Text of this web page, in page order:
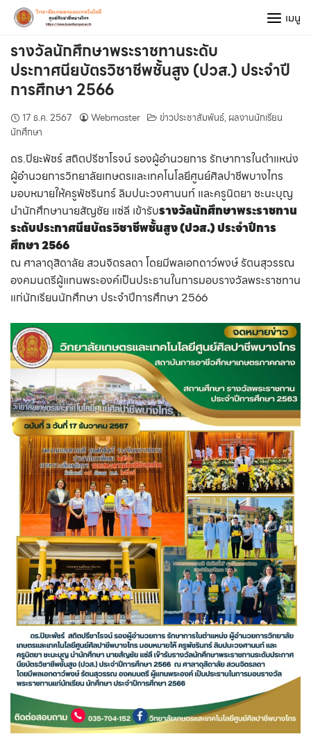
Skip
content
เมนู
รางวัลนักศึกษาพระราชทานระดับ
ประกาศนียบัตรวิชาชีพชั้นสูง (ปวส.) ประจำปี
การศึกษา 2566
17 ธ.ค. 2567 Webmaster ข่าวประชาสัมพันธ์,ผลงานนักเรียน
นักศึกษา
ดร.ปิยะพัชร์ สถิตปรีชาโรจน์ รองผู้อำนวยการ รักษาการในตำแหน่ง
ผู้อำนวยการวิทยาลัยเกษตรและเทคโนโลยีศูนย์ศิลปาชีพบางไทร
มอบหมายให้ครูพัชรินทร์ ลิมปนะวงศานนท์ และครูนิตยา ชะนะบุญ
นำนักศึกษานายสัญชัย แซ่ลี เข้ารับรางวัลนักศึกษาพระราชทาน
ระดับประกาศนียบัตรวิชาชีพชั้นสูง (ปวส.) ประจำปีการ
ศึกษา 2566
ณ ศาลาดุสิดาลัย สวนจิตรลดา โดยมีพลเอกดาว์พงษ์ รัตนสุวรรณ
องคมนตรีผู้แทนพระองค์เป็นประธานในการมอบรางวัลพระราชทาน
แก่นักเรียนนักศึกษา ประจำปีการศึกษา 2566